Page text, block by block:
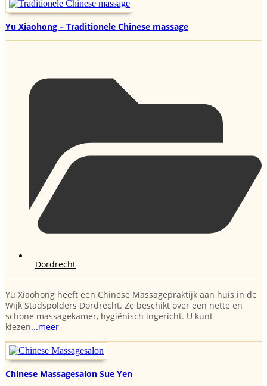
Yu Xiaohong – Traditionele Chinese massage
Dordrecht
Yu Xiaohong heeft een Chinese Massagepraktijk aan huis in de
Wijk Stadspolders Dordrecht. Ze beschikt over een nette en
schone massagekamer, hygiënisch ingericht. U kunt
kiezen...meer
Chinese Massagesalon Sue Yen